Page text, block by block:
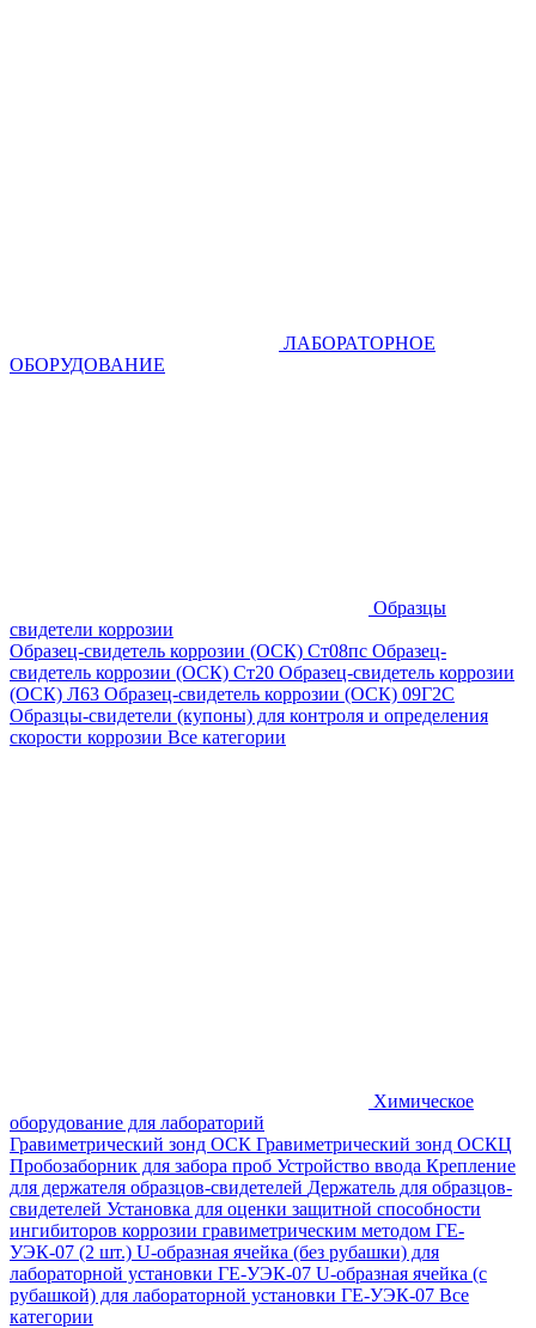
ЛАБОРАТОРНОЕ
ОБОРУДОВАНИЕ
Образцы
свидетели коррозии
Образец-свидетель коррозии (ОСК) Ст08пс Образец-
свидетель коррозии (ОСК) Ст20 Образец-свидетель коррозии
(ОСК) Л63 Образец-свидетель коррозии (ОСК) 09Г2С
Образцы-свидетели (купоны) для контроля и определения
скорости коррозии Все категории
Химическое
оборудование для лабораторий
Гравиметрический зонд ОСК Гравиметрический зонд ОСКЦ
Пробозаборник для забора проб Устройство ввода Крепление
для держателя образцов-свидетелей Держатель для образцов-
свидетелей Установка для оценки защитной способности
ингибиторов коррозии гравиметрическим методом ГЕ-
УЭК-07 (2 шт.) U-образная ячейка (без рубашки) для
лабораторной установки ГЕ-УЭК-07 U-образная ячейка (с
рубашкой) для лабораторной установки ГЕ-УЭК-07 Все
категории